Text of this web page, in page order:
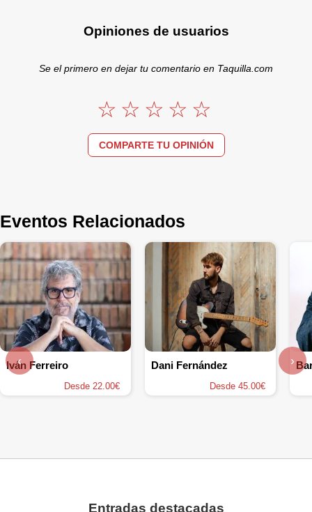
Opiniones de usuarios
Se el primero en dejar tu comentario en Taquilla.com
COMPARTE TU OPINIÓN
Eventos Relacionados
Iván Ferreiro
Desde 22.00€
Dani Fernández
Desde 45.00€
‹ ›
Entradas destacadas